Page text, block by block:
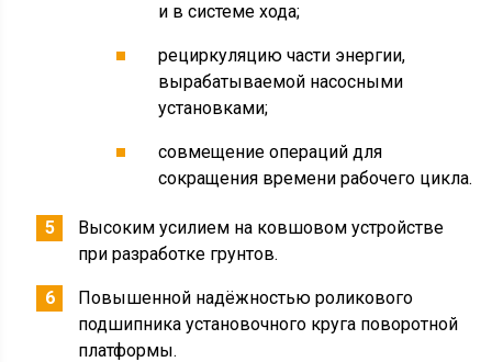
и в системе хода;
рециркуляцию части энергии,
вырабатываемой насосными
установками;
совмещение операций для
сокращения времени рабочего цикла.
Высоким усилием на ковшовом устройстве
при разработке грунтов.
Повышенной надёжностью роликового
подшипника установочного круга поворотной
платформы.